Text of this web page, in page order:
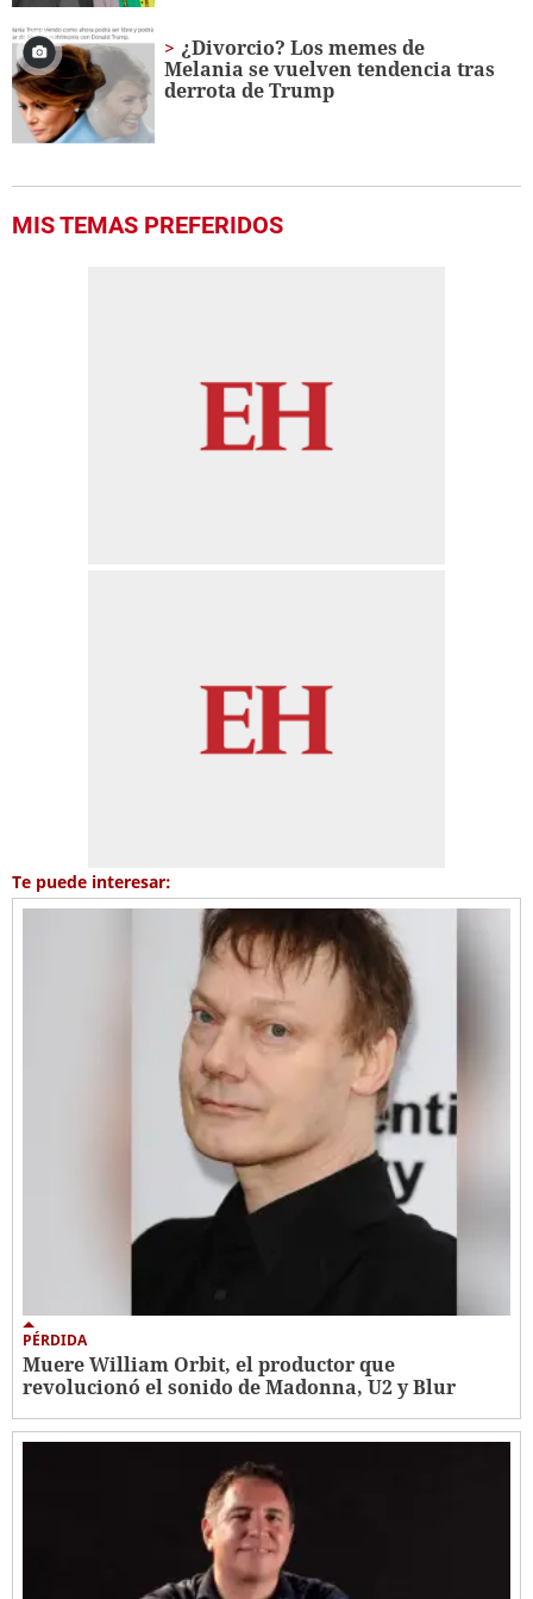
¿Divorcio? Los memes de
Melania se vuelven tendencia tras
derrota de Trump
MIS TEMAS PREFERIDOS
Te puede interesar:
PÉRDIDA
Muere William Orbit, el productor que
revolucionó el sonido de Madonna, U2 y Blur